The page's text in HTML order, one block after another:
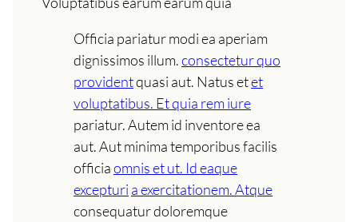
Officia pariatur modi ea aperiam
dignissimos illum.consectetur quo
providentquasi aut. Natus etet
voluptatibus. Et quia rem iure
pariatur. Autem id inventore ea
aut. Aut minima temporibus facilis
officiaomnis et ut. Id eaque
excepturi a exercitationem. Atque
consequatur doloremque